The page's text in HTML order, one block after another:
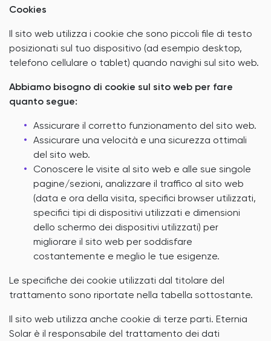
Cookies
Il sito web utilizza i cookie che sono piccoli file di testo
posizionati sul tuo dispositivo (ad esempio desktop,
telefono cellulare o tablet) quando navighi sul sito web.
Abbiamo bisogno di cookie sul sito web per fare
quanto segue:
Assicurare il corretto funzionamento del sito web.
Assicurare una velocità e una sicurezza ottimali
del sito web.
Conoscere le visite al sito web e alle sue singole
pagine/sezioni, analizzare il traffico al sito web
(data e ora della visita, specifici browser utilizzati,
specifici tipi di dispositivi utilizzati e dimensioni
dello schermo dei dispositivi utilizzati) per
migliorare il sito web per soddisfare
costantemente e meglio le tue esigenze.
Le specifiche dei cookie utilizzati dal titolare del
trattamento sono riportate nella tabella sottostante.
Il sito web utilizza anche cookie di terze parti. Eternia
Solar è il responsabile del trattamento dei dati